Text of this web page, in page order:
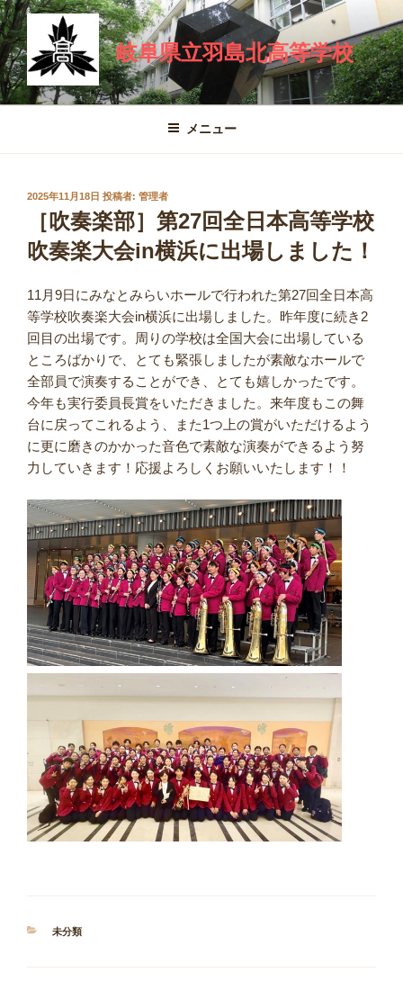
コ
ン
テ
ン
ツ
岐阜県立羽島北高等学校
メニュー
投
2025年11月18日 投稿者: 管理者
［吹奏楽部］第27回全日本高等学校
吹奏楽大会in横浜に出場しました！
11月9日にみなとみらいホールで行われた第27回全日本高
等学校吹奏楽大会in横浜に出場しました。昨年度に続き2
回目の出場です。周りの学校は全国大会に出場している
ところばかりで、とても緊張しましたが素敵なホールで
全部員で演奏することができ、とても嬉しかったです。
今年も実行委員長賞をいただきました。来年度もこの舞
台に戻ってこれるよう、また1つ上の賞がいただけるよう
に更に磨きのかかった音色で素敵な演奏ができるよう努
力していきます！応援よろしくお願いいたします！！
カ
未分類